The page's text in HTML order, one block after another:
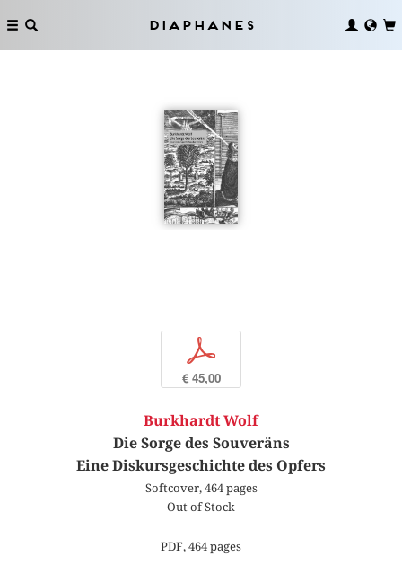
Diaphanes
p
€ 45,00
Burkhardt Wolf
Die Sorge des Souveräns
Eine Diskursgeschichte des Opfers
Softcover, 464 pages
Out of Stock
PDF, 464 pages